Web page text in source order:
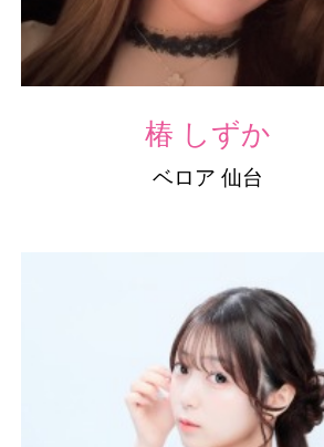
椿 しずか
ベロア 仙台